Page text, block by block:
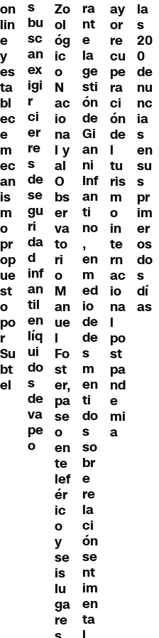
on
lin
e
y
es
ta
bl
ec
e
m
ec
an
is
m
o
pr
op
ue
st
o
po
r
Su
bt
el
s
bu
sc
an
ex
igi
r
ci
er
re
s
de
se
gu
ri
da
d
inf
an
til
en
líq
ui
do
s
de
va
pe
o
Zo
ol
óg
ic
o
N
ac
io
na
l y
al
O
bs
er
va
to
ri
o
M
an
ue
l
Fo
st
er,
pa
se
o
en
te
lef
ér
ic
o
y
se
is
lu
ga
re
ra
nt
e
la
ge
sti
ón
de
Gi
an
ni
Inf
an
ti
no
,
en
m
ed
io
de
de
s
m
en
ti
do
s
so
br
e
re
la
ci
ón
se
nt
im
en
ta
ay
or
re
cu
pe
ra
ci
ón
de
l
tu
ris
m
o
in
te
rn
ac
io
na
l
po
st
pa
nd
e
mi
a
la
s
20
0
de
nu
nc
ia
s
en
su
s
pr
im
er
os
do
s
dí
as